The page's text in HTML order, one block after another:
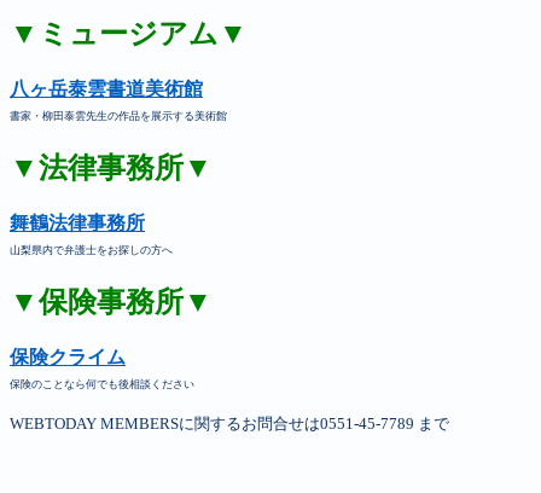
▼ミュージアム▼
八ヶ岳泰雲書道美術館
書家・柳田泰雲先生の作品を展示する美術館
▼法律事務所▼
舞鶴法律事務所
山梨県内で弁護士をお探しの方へ
▼保険事務所▼
保険クライム
保険のことなら何でも後相談ください
WEBTODAY MEMBERSに関するお問合せは0551-45-7789 まで